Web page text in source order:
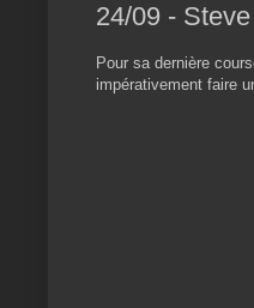
24/09 -
Pour sa dernière
impérativement faire